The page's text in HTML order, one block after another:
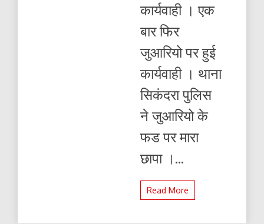
कार्यवाही । एक
बार फिर
जुआरियो पर हुई
कार्यवाही । थाना
सिकंदरा पुलिस
ने जुआरियो के
फड पर मारा
छापा ।...
Read More